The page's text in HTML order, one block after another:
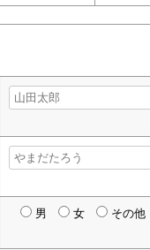
男 女 その他